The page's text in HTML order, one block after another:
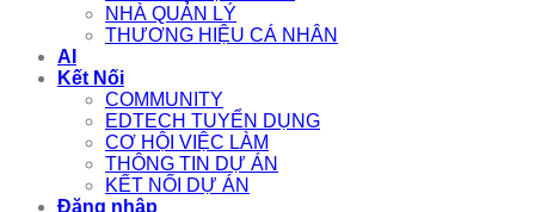
NHÀ QUẢN LÝ
THƯƠNG HIỆU CÁ NHÂN
AI
Kết Nối
COMMUNITY
EDTECH TUYỂN DỤNG
CƠ HỘI VIỆC LÀM
THÔNG TIN DỰ ÁN
KẾT NỐI DỰ ÁN
Đăng nhập